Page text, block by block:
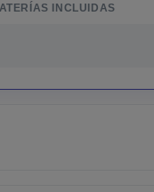
INCLUIDAS